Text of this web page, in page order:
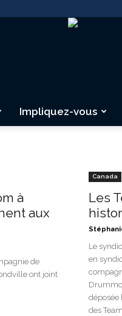
Impliquez-vous
à
aux
de
ont joint
Canada
Les
Le
en
déposée
des